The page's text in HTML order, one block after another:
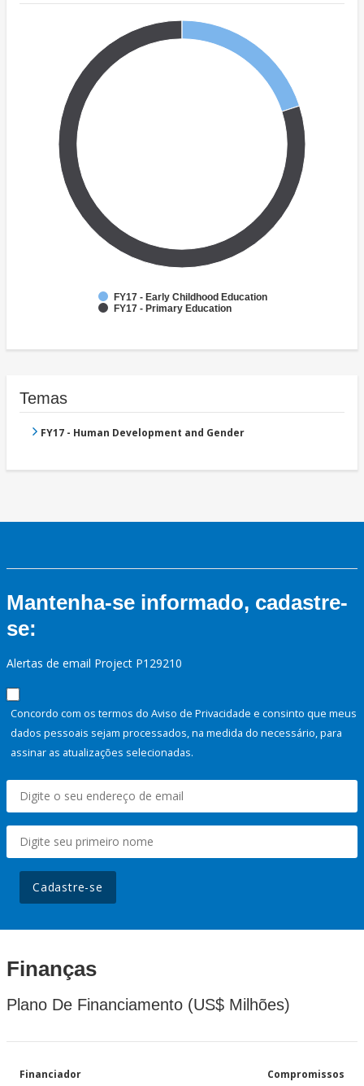
FY17 - Early Childhood Education
FY17 - Primary Education
Temas
FY17 - Human Development and Gender
Mantenha-se informado, cadastre-
se:
Alertas de email Project P129210
Concordo com os termos do Aviso de Privacidade e consinto que meus
dados pessoais sejam processados, na medida do necessário, para
assinar as atualizações selecionadas.
Cadastre-se
Finanças
Plano De Financiamento (US$ Milhões)
Financiador Compromissos